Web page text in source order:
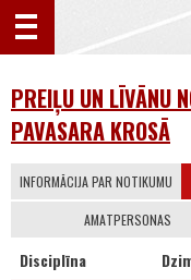
PREIĻU UN LĪVĀNU
PAVASARA KROSĀ
INFORMĀCIJA PAR NOTIKUMU
AMATPERSONAS
Disciplīna